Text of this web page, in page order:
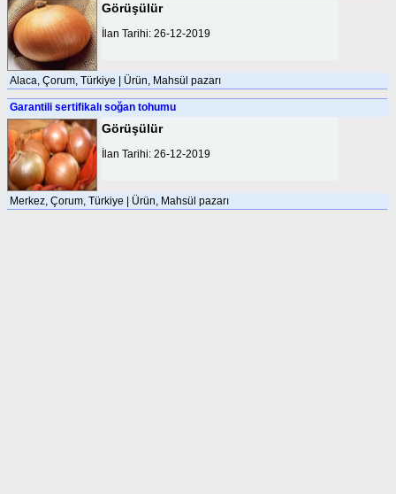
Görüşülür
İlan Tarihi: 26-12-2019
Alaca, Çorum, Türkiye | Ürün, Mahsül pazarı
Garantili sertifikalı soğan tohumu
Görüşülür
İlan Tarihi: 26-12-2019
Merkez, Çorum, Türkiye | Ürün, Mahsül pazarı